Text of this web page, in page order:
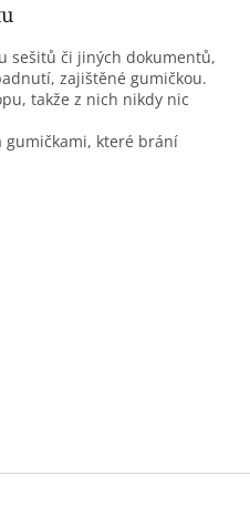
sešitů či jiných dokumentů,
zajištěné gumičkou.
takže z nich nikdy nic
gumičkami, které brání